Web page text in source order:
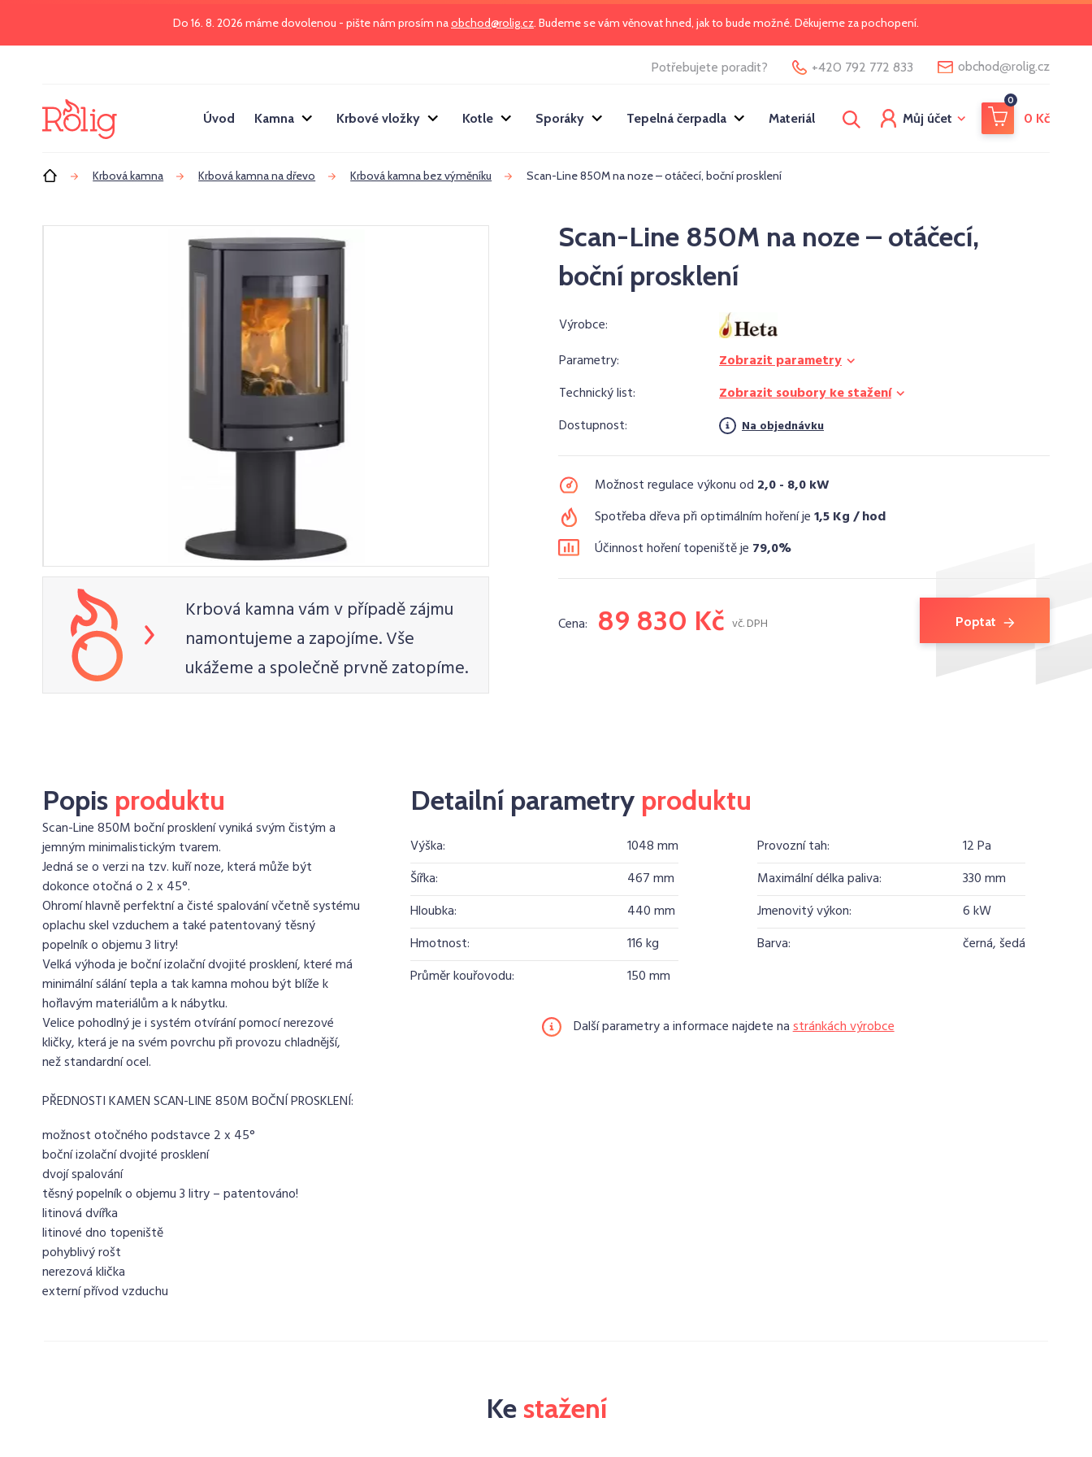
Do 16. 8. 2026 máme dovolenou - pište nám prosím naobchod@rolig.cz. Budeme se vám věnovat hned, jak to bude možné. Děkujeme za pochopení.
Potřebujete poradit? +420 792 772 833 obchod@rolig.cz
Úvod Kamna Krbové vložky Kotle Sporáky Tepelná čerpadla Materiál Můj účet
0
0 Kč
Úvod Krbová kamna Krbová kamna na dřevo Krbová kamna bez výměníku Scan-Line 850M na noze – otáčecí, boční prosklení
Krbová kamna vám v případě zájmu
namontujeme a zapojíme. Vše
ukážeme a společně prvně zatopíme.
Scan-Line 850M na noze – otáčecí,
boční prosklení
Výrobce:
Parametry:
Zobrazit parametry
Technický list:
Zobrazit soubory ke stažení
Dostupnost:
Na objednávku
Možnost regulace výkonu od 2,0 - 8,0 kW
Spotřeba dřeva při optimálním hoření je1,5 Kg / hod
Účinnost hoření topeniště je 79,0%
Cena: 89 830 Kč vč. DPH Poptat
Popis produktu
Scan-Line 850M boční prosklení vyniká svým čistým a
jemným minimalistickým tvarem.
Jedná se o verzi na tzv. kuří noze, která může být
dokonce otočná o 2 x 45°.
Ohromí hlavně perfektní a čisté spalování včetně systému
oplachu skel vzduchem a také patentovaný těsný
popelník o objemu 3 litry!
Velká výhoda je boční izolační dvojité prosklení, které má
minimální sálání tepla a tak kamna mohou být blíže k
hořlavým materiálům a k nábytku.
Velice pohodlný je i systém otvírání pomocí nerezové
kličky, která je na svém povrchu při provozu chladnější,
než standardní ocel.
PŘEDNOSTI KAMEN SCAN-LINE 850M BOČNÍ PROSKLENÍ:
možnost otočného podstavce 2 x 45°
boční izolační dvojité prosklení
dvojí spalování
těsný popelník o objemu 3 litry – patentováno!
litinová dvířka
litinové dno topeniště
pohyblivý rošt
nerezová klička
externí přívod vzduchu
Detailní parametry produktu
Výška:
1048 mm
Šířka:
467 mm
Hloubka:
440 mm
Hmotnost:
116 kg
Průměr kouřovodu:
150 mm
Provozní tah:
12 Pa
Maximální délka paliva:
330 mm
Jmenovitý výkon:
6 kW
Barva:
černá, šedá
Další parametry a informace najdete nastránkách výrobce
Ke stažení